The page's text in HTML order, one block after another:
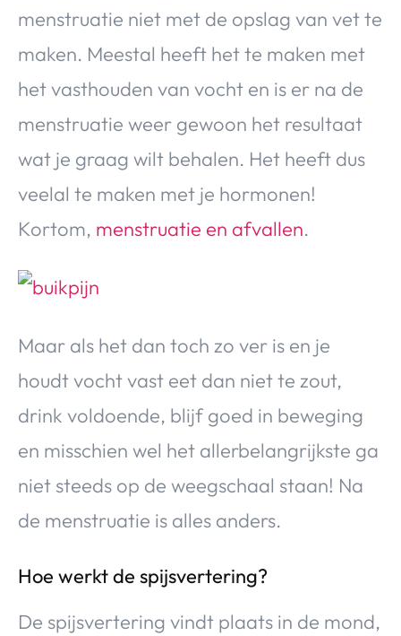
Travel
Lifestyle
menstruatie niet met de opslag van vet te
maken. Meestal heeft het te maken met
het vasthouden van vocht en is er na de
menstruatie weer gewoon het resultaat
wat je graag wilt behalen. Het heeft dus
veelal te maken met je hormonen!
Kortom, menstruatie en afvallen.
Maar als het dan toch zo ver is en je
houdt vocht vast eet dan niet te zout,
drink voldoende, blijf goed in beweging
en misschien wel het allerbelangrijkste ga
niet steeds op de weegschaal staan! Na
de menstruatie is alles anders.
Hoe werkt de spijsvertering?
De spijsvertering vindt plaats in de mond,